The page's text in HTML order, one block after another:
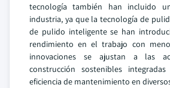
tecnología también han incluido
industria, ya que la tecnología de
de pulido inteligente se han
rendimiento en el trabajo con
innovaciones se ajustan a las
construcción sostenibles
eficiencia de mantenimiento en